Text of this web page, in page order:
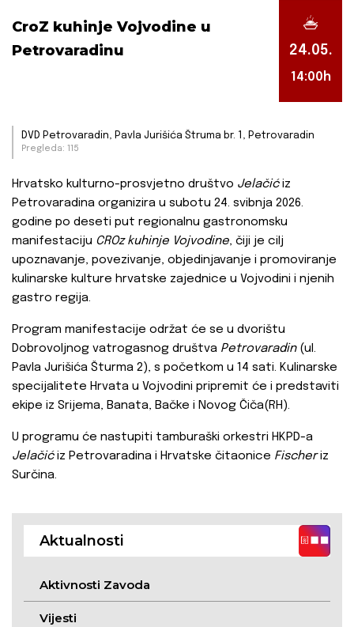
24.05.
14:00h
CroZ kuhinje Vojvodine u
Petrovaradinu
DVD Petrovaradin, Pavla Jurišića Štruma br. 1, Petrovaradin
Pregleda: 115
Hrvatsko kulturno-prosvjetno društvo Jelačićiz
Petrovaradina organizira u subotu 24. svibnja 2026.
godine po deseti put regionalnu gastronomsku
manifestaciju CROz kuhinje Vojvodine, čiji je cilj
upoznavanje, povezivanje, objedinjavanje i promoviranje
kulinarske kulture hrvatske zajednice u Vojvodini i njenih
gastro regija.
Program manifestacije održat će se u dvorištu
Dobrovoljnog vatrogasnog društva Petrovaradin(ul.
Pavla Jurišića Šturma 2), s početkom u 14 sati. Kulinarske
specijalitete Hrvata u Vojvodini pripremit će i predstaviti
ekipe iz Srijema, Banata, Bačke i Novog Čiča(RH).
U programu će nastupiti tamburaški orkestri HKPD-a
Jelačićiz Petrovaradina i Hrvatske čitaonice Fischeriz
Surčina.
Aktualnosti
Aktivnosti Zavoda
Vijesti